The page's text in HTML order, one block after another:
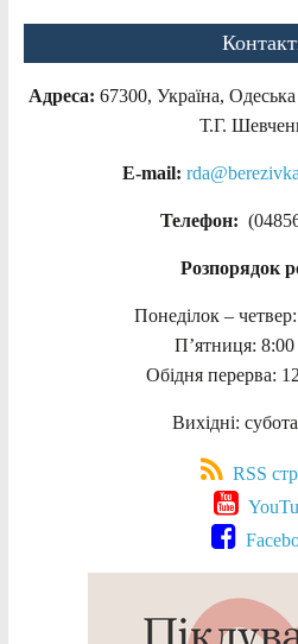
Адреса: 67300, Україна,
Т.Г.
E-mail:
Телефон:
Розпорядок
Понеділок –
П’ятниця:
Обідня перерва:
Вихідні:
RSS